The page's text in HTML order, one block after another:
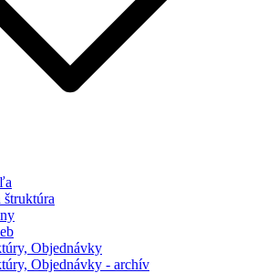
štruktúra
Objednávky
Objednávky - archív